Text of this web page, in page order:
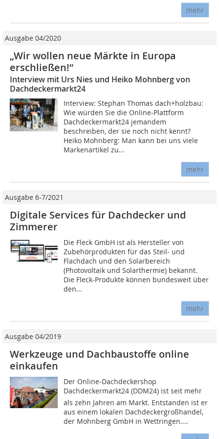
mehr
Ausgabe 04/2020
„Wir wollen neue Märkte in Europa
erschließen!“
Interview mit Urs Nies und Heiko Mohnberg von
Dachdeckermarkt24
Interview: Stephan Thomas dach+holzbau:
Wie würden Sie die Online-Plattform
Dachdeckermarkt24 jemandem
beschreiben, der sie noch nicht kennt?
Heiko Mohnberg: Man kann bei uns viele
Markenartikel zu...
mehr
Ausgabe 6-7/2021
Digitale Services für Dachdecker und
Zimmerer
Die Fleck GmbH ist als Hersteller von
Zubehörprodukten für das Steil- und
Flachdach und den Solarbereich
(Photovoltaik und Solarthermie) bekannt.
Die Fleck-Produkte können bundesweit über
den...
mehr
Ausgabe 04/2019
Werkzeuge und Dachbaustoffe online
einkaufen
Der Online-Dachdeckershop
Dachdeckermarkt24 (DDM24) ist seit mehr
als zehn Jahren am Markt. Entstanden ist er
aus einem lokalen Dachdeckergroßhandel,
der Mohnberg GmbH in Wettringen....